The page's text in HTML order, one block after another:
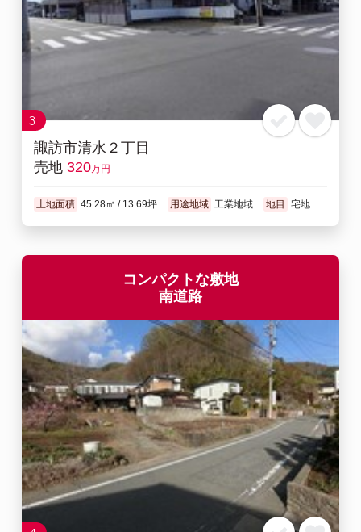
3
諏訪市清水２丁目
売地 320万円
土地面積 45.28㎡ / 13.69坪 用途地域 工業地域 地目 宅地
コンパクトな敷地
南道路